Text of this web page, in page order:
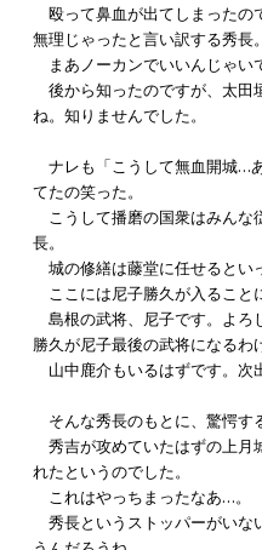
殴って鼻血が出てしまったの
無理じゃったと言い訳する秀長。
まあノーカンでいいんじゃい
後から知ったのですが、太田
ね。知りませんでした。
ナレも「こうして無血開城…
てたの笑った。
こうして播磨の国衆はみんな
長。
城の修繕は藤堂に任せるとい
ここには尼子勝久が入ること
島根の武将、尼子です。よろ
勝久が尼子最後の武将になるわ
山中鹿介もいるはずです。次
そんな秀長のもとに、驚愕す
秀吉が攻めていたはずの上月
れたというのでした。
これはやっちまったなあ…。
秀長というストッパーがいな